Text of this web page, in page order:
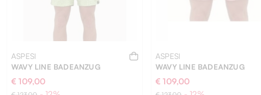
ASPESI
WAVY LINE BADEANZUG
€ 109,00
ASPESI
WAVY LINE BADEANZUG
€ 109,00